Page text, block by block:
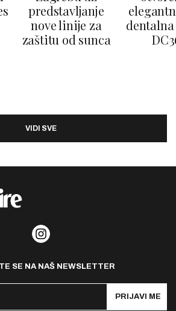
predstavljanje
nove linije za
zaštitu od sunca
VIDI SVE
SE NA NAŠ NEWSLETTER
PRIJAVI ME